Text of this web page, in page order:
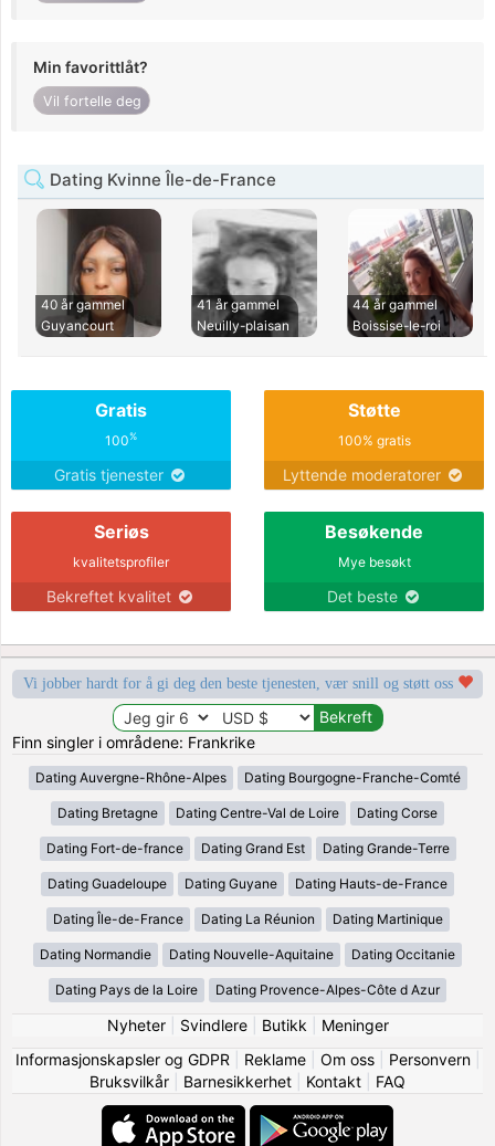
Min favorittlåt?
Vil fortelle deg
Dating Kvinne Île-de-France
40 år gammel
Guyancourt
41 år gammel
Neuilly-plaisan
44 år gammel
Boissise-le-roi
Gratis
100%
Gratis tjenester
Støtte
100% gratis
Lyttende moderatorer
Seriøs
kvalitetsprofiler
Bekreftet kvalitet
Besøkende
Mye besøkt
Det beste
Vi jobber hardt for å gi deg den beste tjenesten, vær snill og støtt oss
Finn singler i områdene: Frankrike
Dating Auvergne-Rhône-Alpes Dating Bourgogne-Franche-Comté
Dating Bretagne Dating Centre-Val de Loire Dating Corse
Dating Fort-de-france Dating Grand Est Dating Grande-Terre
Dating Guadeloupe Dating Guyane Dating Hauts-de-France
Dating Île-de-France Dating La Réunion Dating Martinique
Dating Normandie Dating Nouvelle-Aquitaine Dating Occitanie
Dating Pays de la Loire Dating Provence-Alpes-Côte d Azur
Nyheter| Svindlere| Butikk
Meninger
Informasjonskapsler og GDPR
Reklame| Om oss| Personvern|
Bruksvilkår
Barnesikkerhet Kontakt FAQ